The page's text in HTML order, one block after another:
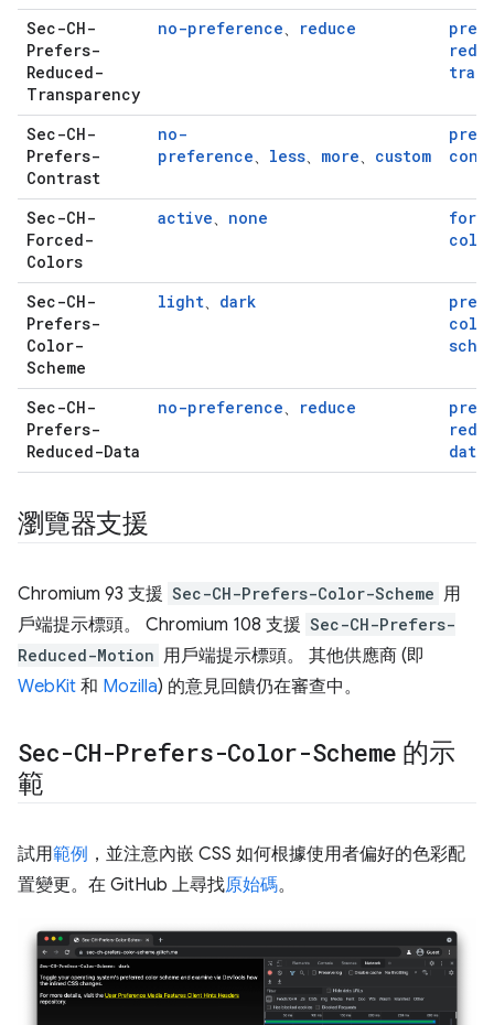
Sec-CH-
Prefers-
Reduced-
Transparency
no-preference、 reduce
Sec-CH-
Prefers-
Contrast
no-
preference、 less、 more、 custom
Sec-CH-
Forced-
Colors
active、 none
Sec-CH-
Prefers-
Color-
Scheme
light、 dark
Sec-CH-
Prefers-
Reduced-Data
no-preference、 reduce
data
瀏覽器支援
Chromium 93 支援 Sec-CH-Prefers-Color-Scheme 用
戶端提示標頭。 Chromium 108 支援 Sec-CH-Prefers-
Reduced-Motion 用戶端提示標頭。 其他供應商 (即
WebKit 和 Mozilla) 的意見回饋仍在審查中。
Sec-CH-Prefers-Color-Scheme 的示
範
試用範例 ，並注意內嵌 CSS 如何根據使用者偏好的色彩配
置變更。在 GitHub 上尋找原始碼。